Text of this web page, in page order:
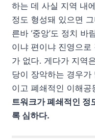
하는 데 사실 지역 내
정도 형성돼 있으면
른바 ‘중앙’도 정치
이냐 편이냐 진영으
가 없다. 게다가 지역
당이 장악하는 경우
이고 폐쇄적인 이해공
트워크가 폐쇄적인 정
록 심하다.